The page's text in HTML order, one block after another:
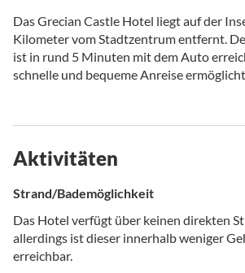
Das Grecian Castle Hotel liegt auf der
Kilometer vom Stadtzentrum entfernt.
ist in rund 5 Minuten mit dem Auto
schnelle und bequeme Anreise ermöglicht.
Aktivitäten
Strand/Bademöglichkeit
Das Hotel verfügt über keinen direkten
allerdings ist dieser innerhalb weniger
erreichbar.